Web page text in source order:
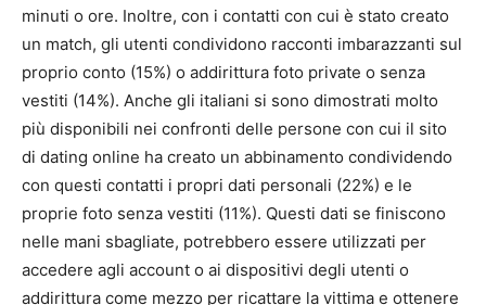
minuti o ore. Inoltre, con i contatti con cui è stato creato
un match, gli utenti condividono racconti imbarazzanti sul
proprio conto (15%) o addirittura foto private o senza
vestiti (14%). Anche gli italiani si sono dimostrati molto
più disponibili nei confronti delle persone con cui il sito
di dating online ha creato un abbinamento condividendo
con questi contatti i propri dati personali (22%) e le
proprie foto senza vestiti (11%). Questi dati se finiscono
nelle mani sbagliate, potrebbero essere utilizzati per
accedere agli account o ai dispositivi degli utenti o
addirittura come mezzo per ricattare la vittima e ottenere